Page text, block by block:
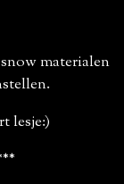
materialen
lesje:)